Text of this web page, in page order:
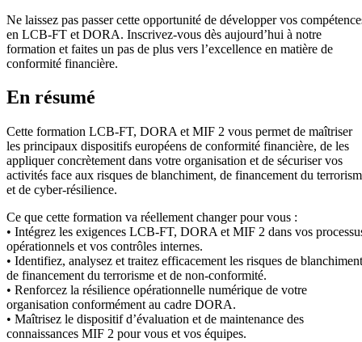
Ne laissez pas passer cette opportunité de développer vos
en LCB-FT et DORA. Inscrivez-vous dès aujourd’hui à notre
formation et faites un pas de plus vers l’excellence en matière de
conformité financière.
En résumé
Cette formation LCB-FT, DORA et MIF 2 vous permet de maîtriser
les principaux dispositifs européens de conformité financière, de les
appliquer concrètement dans votre organisation et de sécuriser vos
activités face aux risques de blanchiment, de financement du
et de cyber-résilience.
Ce que cette formation va réellement changer pour vous :
• Intégrez les exigences LCB-FT, DORA et MIF 2 dans vos
opérationnels et vos contrôles internes.
• Identifiez, analysez et traitez efficacement les risques de
de financement du terrorisme et de non-conformité.
• Renforcez la résilience opérationnelle numérique de votre
organisation conformément au cadre DORA.
• Maîtrisez le dispositif d’évaluation et de maintenance des
connaissances MIF 2 pour vous et vos équipes.